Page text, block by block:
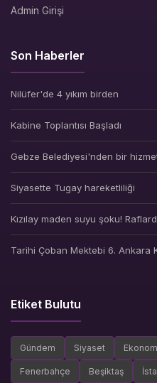
Admin Girişi
Son Haberler
Nilüfer'de 4 yıkım birden
Kabine Toplantısı Başladı
Gebze Belediyesi'nden bir hizmet
Siyasette Tugay hareketliliği
Kızılay maden suyu şoku!
Tarihi Çoban Mektebi 6. Ankara
Etiket Bulutu
Gündem Siyaset
Fenerbahçe Beşiktaş